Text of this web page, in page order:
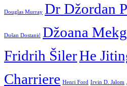
Douglas Murray Dr Džordan
Dušan Dostanić Džoana
Fridrih ŠilerHe
Charriere Henri Ford Irvin D. Jalom